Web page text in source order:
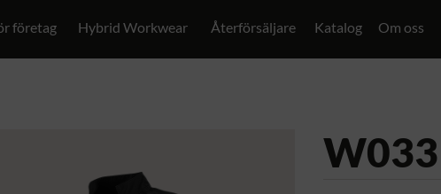
företag Hybrid Workwear Återförsäljare Katalog Om oss
W033